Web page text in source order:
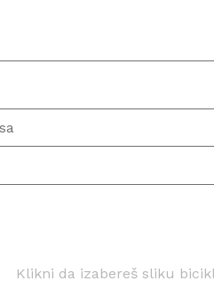
Klikni da izabereš sliku